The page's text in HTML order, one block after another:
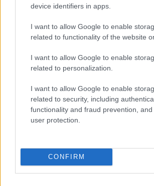
device identifiers in apps.
I want to allow Google to enable
related to functionality of the website
I want to allow Google to enable
related to personalization.
I want to allow Google to enable
related to security, including
functionality and fraud prevention,
user protection.
CONFIRM
ETNOFON AZ I.